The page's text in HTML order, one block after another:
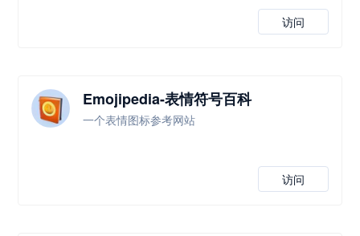
访问
Emojipedia-表情符号百科
一个表情图标参考网站
访问